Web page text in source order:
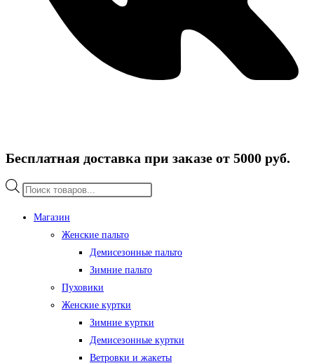
Бесплатная доставка при заказе от 5000 руб.
Поиск
Магазин
Женские пальто
Демисезонные пальто
Зимние пальто
Пуховики
Женские куртки
Зимние куртки
Демисезонные куртки
Ветровки и жакеты